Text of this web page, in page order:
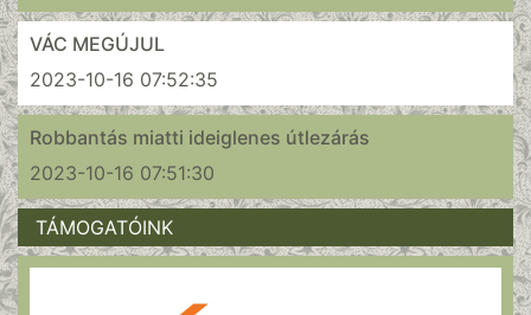
VÁC MEGÚJUL
2023-10-16 07:52:35
Robbantás miatti ideiglenes útlezárás
2023-10-16 07:51:30
TÁMOGATÓINK